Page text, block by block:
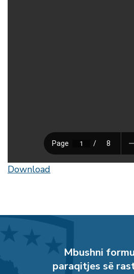
Download
Mbushni
paraqitjes së